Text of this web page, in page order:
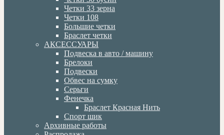
Четки 33 зерна
Четки 108
Большие четки
Браслет четки
АКСЕССУАРЫ
Подвеска в авто / машину
Брелоки
Подвески
Обвес на сумку
Серьги
Фенечка
Браслет Красная Нить
Спорт шик
Архивные работы